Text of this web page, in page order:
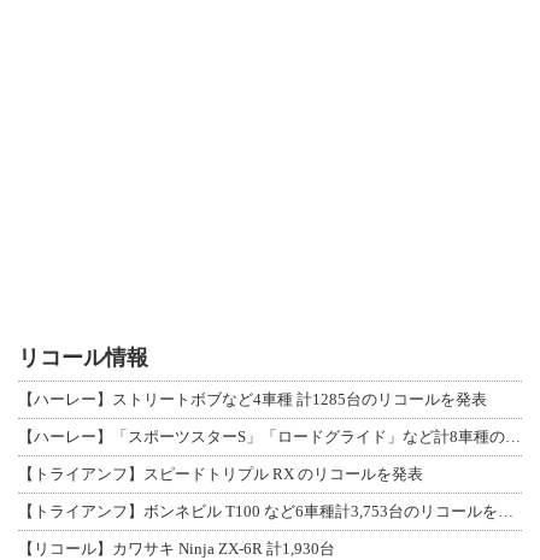
リコール情報
【ハーレー】ストリートボブなど4車種 計1285台のリコールを発表
【ハーレー】「スポーツスターS」「ロードグライド」など計8車種のリコールを発表
【トライアンフ】スピードトリプル RX のリコールを発表
【トライアンフ】ボンネビル T100 など6車種計3,753台のリコールを発表
【リコール】カワサキ Ninja ZX-6R 計1,930台